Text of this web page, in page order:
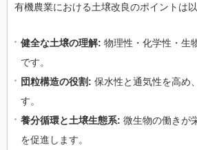
有機農業における土壌改良のポイントは以
健全な土壌の理解: 物理性・化学性・生
です。
団粒構造の役割: 保水性と通気性を高め
す。
養分循環と土壌生態系: 微生物の働きが
を促進します。